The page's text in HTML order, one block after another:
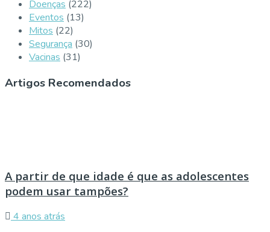
Doenças (222)
Eventos (13)
Mitos (22)
Segurança (30)
Vacinas (31)
Artigos Recomendados
A partir de que idade é que as adolescentes
podem usar tampões?
4 anos atrás